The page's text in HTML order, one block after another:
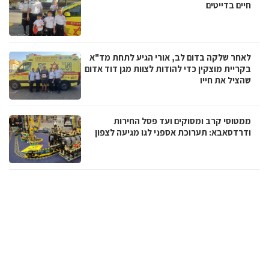
חיים בדייטים
לאחר שלקה בדום לב, אורי הגיע לתחת מד"א
בקריית מוצקין כדי להודות לצוות מגן דוד אדום
שהציל את חייו
ממטוסי קרב ומסוקים ועד פסל החירות
ודרדסאבא: תערוכת אספני לגו מגיעה לצפון